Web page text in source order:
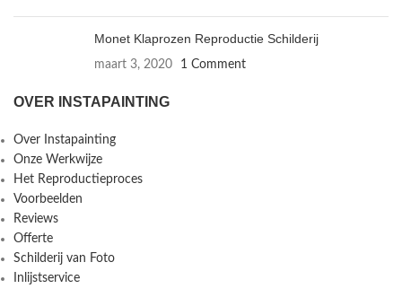
Monet Klaprozen Reproductie Schilderij
maart 3, 2020 1 Comment
OVER INSTAPAINTING
Over Instapainting
Onze Werkwijze
Het Reproductieproces
Voorbeelden
Reviews
Offerte
Schilderij van Foto
Inlijstservice